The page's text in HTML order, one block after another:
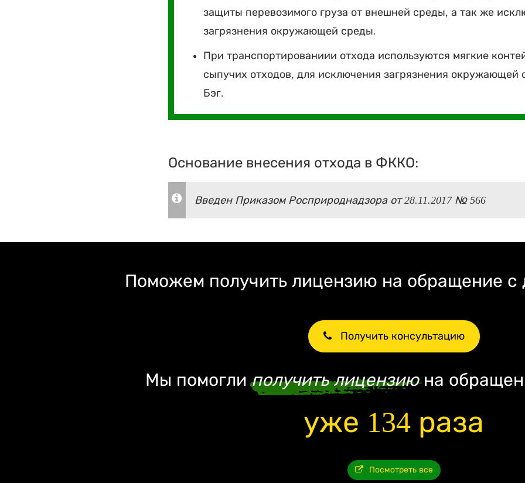
защиты перевозимого груза от внешней среды, а так же
загрязнения окружающей среды.
При транспортированиии отхода используются мягкие
сыпучих отходов, для исключения загрязнения
Бэг.
Основание внесения отхода в ФККО:
Введен Приказом Росприроднадзора от 28.11.2017 № 566
Поможем получить лицензию на обращение с
Получить консультацию
Мы помоглиполучить лицензиюна
уже 134 раза
Посмотреть все